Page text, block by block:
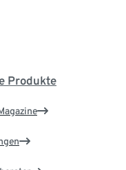
Produkte